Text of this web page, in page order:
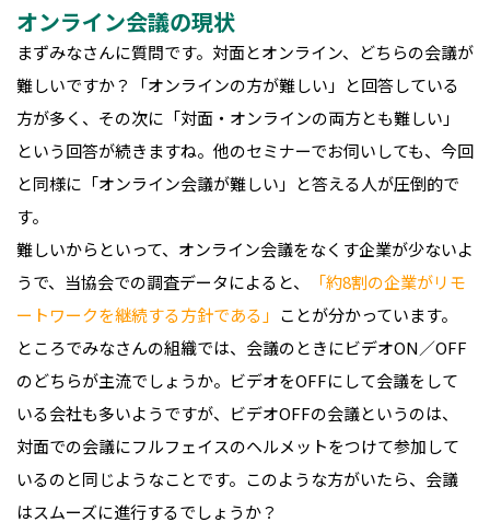
オンライン会議の現状
まずみなさんに質問です。対面とオンライン、どちらの会議が
難しいですか？「オンラインの方が難しい」と回答している
方が多く、その次に「対面・オンラインの両方とも難しい」
という回答が続きますね。他のセミナーでお伺いしても、今回
と同様に「オンライン会議が難しい」と答える人が圧倒的で
す。
難しいからといって、オンライン会議をなくす企業が少ないよ
うで、当協会での調査データによると、
「約8割の企業がリモ
ートワークを継続する方針である」 ことが分かっています。
ところでみなさんの組織では、会議のときにビデオON／OFF
のどちらが主流でしょうか。ビデオをOFFにして会議をして
いる会社も多いようですが、ビデオOFFの会議というのは、
対面での会議にフルフェイスのヘルメットをつけて参加して
いるのと同じようなことです。このような方がいたら、会議
はスムーズに進行するでしょうか？